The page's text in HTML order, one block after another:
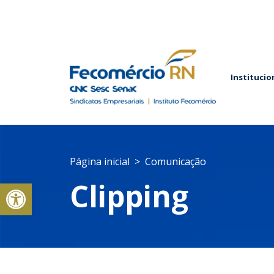
Abrir a barra de ferramentas
Página inicial Comunicação
Clipping